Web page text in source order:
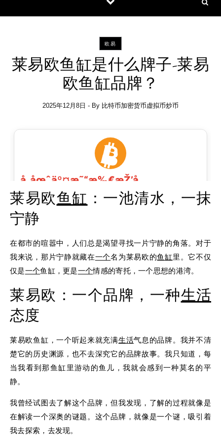
欧易
莱易欧鱼缸是什么牌子-莱易
欧鱼缸品牌？
2025年12月8日 - By 比特币加密货币虚拟币炒币
莱易欧鱼缸 ：一池清水，一抹
宁静
在都市的喧嚣中，人们总是渴望寻找一片宁静的角落。对于
我来说，那片宁静就藏在一个名为莱易欧的鱼缸里。它不仅
仅是一个鱼缸，更是一个情感的寄托，一个思想的港湾。
莱易欧：一个品牌，一种生活
态度
莱易欧鱼缸，一个听起来就充满生活气息的品牌。我并不清
楚它的历史渊源，也不去深究它的品牌故事。我只知道，每
当我看到那鱼缸里游动的鱼儿，我就会感到一种莫名的平
静。
我曾经试图去了解这个品牌，但我发现，了解的过程就像是
在解读一个深奥的谜题。这个品牌，就像是一个谜，吸引着
我去探索，去发现。